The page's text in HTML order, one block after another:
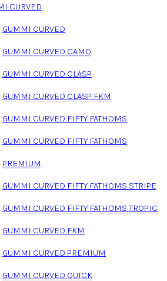
CURVED
GUMMI CURVED
GUMMI CURVED CAMO
GUMMI CURVED CLASP
GUMMI CURVED CLASP FKM
GUMMI CURVED FIFTY FATHOMS
GUMMI CURVED FIFTY FATHOMS
PREMIUM
GUMMI CURVED FIFTY FATHOMS STRIPE
GUMMI CURVED FIFTY FATHOMS TROPIC
GUMMI CURVED FKM
GUMMI CURVED PREMIUM
GUMMI CURVED QUICK